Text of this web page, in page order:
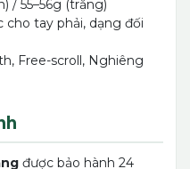
/ 55–56g (trắng)
cho tay phải, dạng đối
Free-scroll, Nghiêng
được bảo hành 24